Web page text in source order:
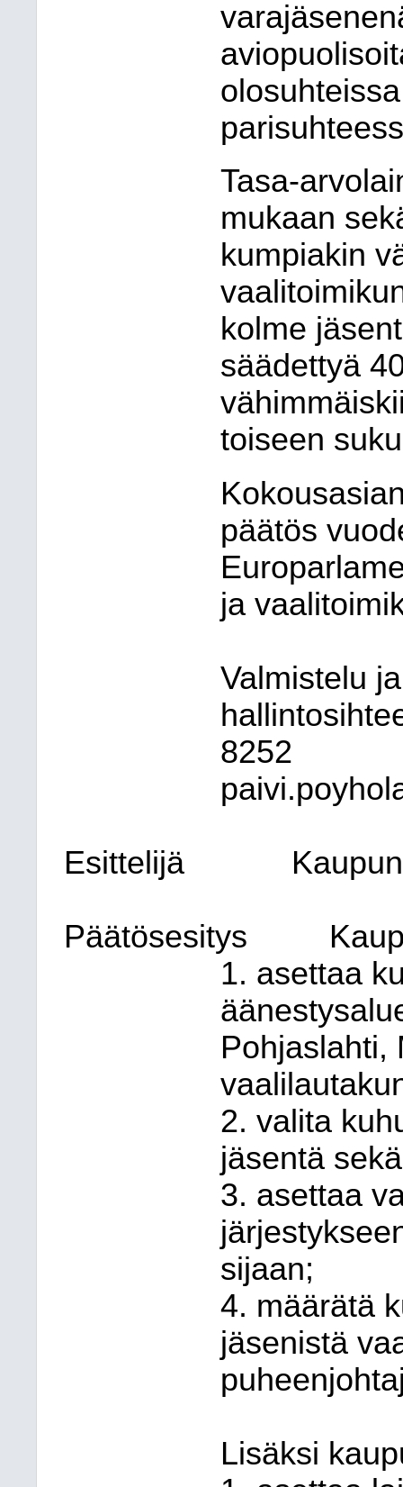
Tasa-
mukaan
kumpiakin
kolme
säädettyä
toiseen
päätös
ja
Valmistelu
8252
Esittelijä
Päätösesitys
1. asettaa
Pohjaslahti,
2. valita
jäsentä
3. asettaa
sijaan;
4. määrätä
jäsenistä
Lisäksi